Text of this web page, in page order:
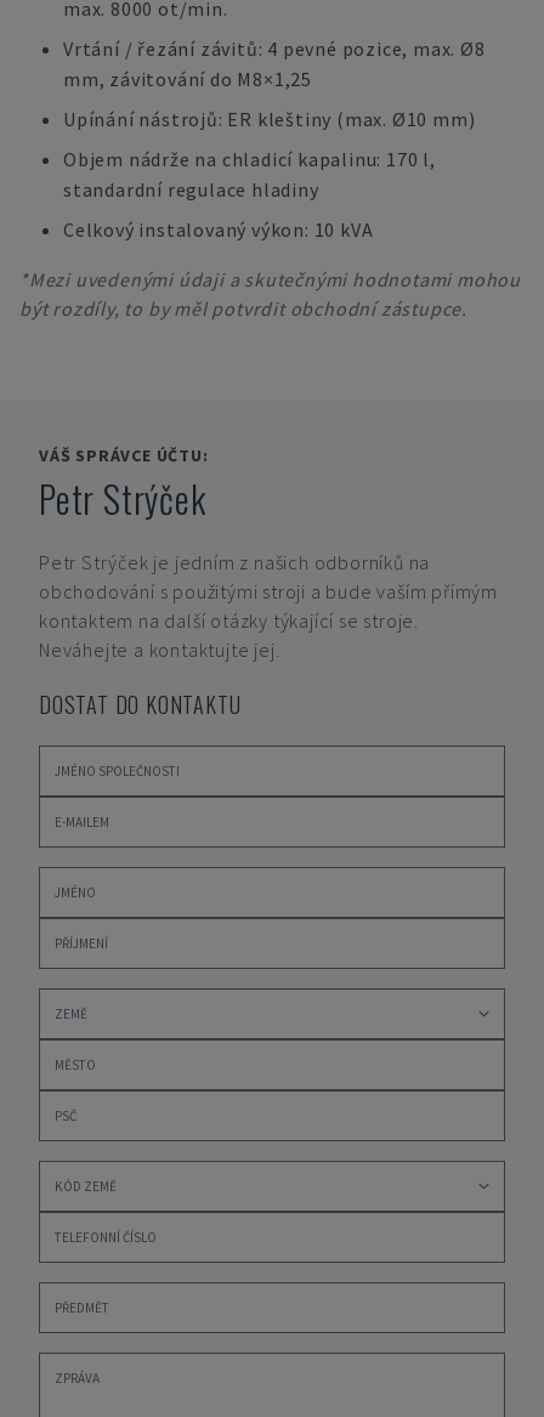
max. 8000 ot/min.
Vrtání / řezání závitů: 4 pevné pozice, max. Ø8
mm, závitování do M8×1,25
Upínání nástrojů: ER kleštiny (max. Ø10 mm)
Objem nádrže na chladicí kapalinu: 170 l,
standardní regulace hladiny
Celkový instalovaný výkon: 10 kVA
*Mezi uvedenými údaji a skutečnými hodnotami mohou
být rozdíly, to by měl potvrdit obchodní zástupce.
VÁŠ SPRÁVCE ÚČTU:
Petr Strýček
Petr Strýček je jedním z našich odborníků na
obchodování s použitými stroji a bude vaším přímým
kontaktem na další otázky týkající se stroje.
Neváhejte a kontaktujte jej.
DOSTAT DO KONTAKTU